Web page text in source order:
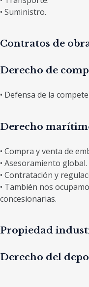
• Suministro.
Contratos de
Derecho de
• Defensa de la
Derecho
• Compra y venta de
• Asesoramiento global.
• Contratación y
• También nos
concesionarias.
Propiedad
Derecho del